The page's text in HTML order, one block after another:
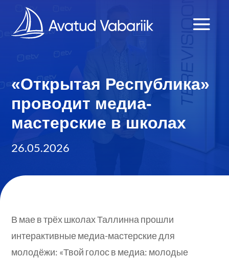
«Открытая Республика»
проводит медиа-
мастерские в школах
26.05.2026
В мае в трёх школах Таллинна прошли
интерактивные медиа-мастерские для
молодёжи: «Твой голос в медиа: молодые